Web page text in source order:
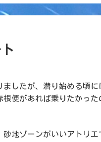
ましたが、潜り始める頃
根便があれば乗りたかっ
砂地ゾーンがいいアトリエ